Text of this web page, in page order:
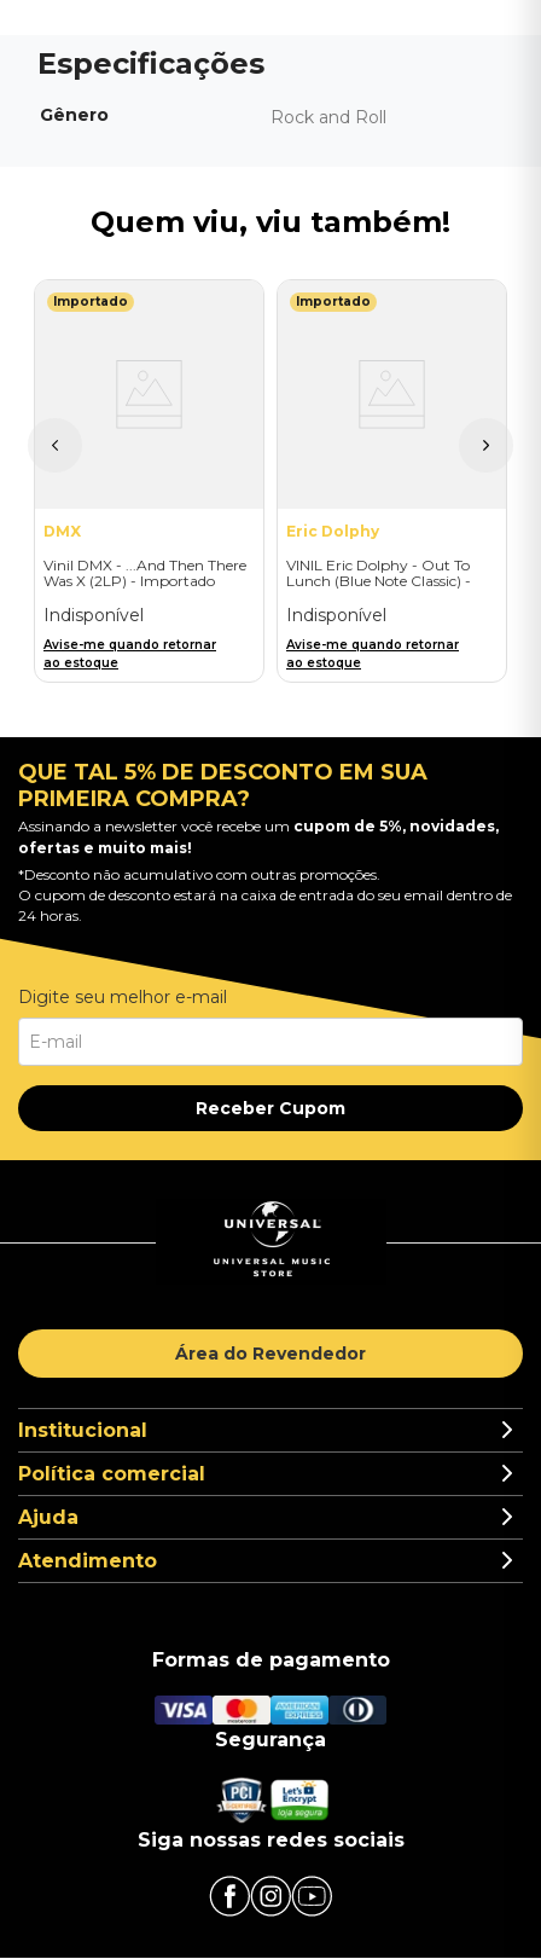
Gênero Rock and Roll
Quem viu, viu também!
Importado
DMX
Vinil DMX - ...And Then There
Was X (2LP) - Importado
Indisponível
Avise-me quando retornar
ao estoque
Importado
Eric Dolphy
VINIL Eric Dolphy - Out To
Lunch (Blue Note Classic) -
Indisponível
Avise-me quando retornar
ao estoque
QUE TAL 5% DE DESCONTO EM SUA
PRIMEIRA COMPRA?
Assinando a newsletter você recebe um cupom de 5%, novidades,
ofertas e muito mais!
*Desconto não acumulativo com outras promoções.
O cupom de desconto estará na caixa de entrada do seu email dentro de
24 horas.
Digite seu melhor e-mail
Receber Cupom
Área do Revendedor
Institucional
Política comercial
Ajuda
Atendimento
Formas de pagamento
Segurança
Siga nossas redes sociais